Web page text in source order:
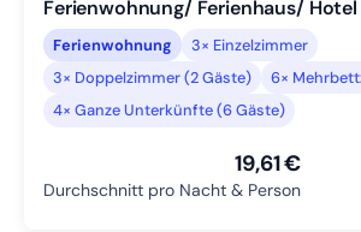
Ferienwohnung/ Ferienhaus/ Hotel
Ferienwohnung
3× Einzelzimmer
3× Doppelzimmer (2 Gäste)
6×
4× Ganze Unterkünfte (6 Gäste)
19,61 €
Durchschnitt pro Nacht & Person